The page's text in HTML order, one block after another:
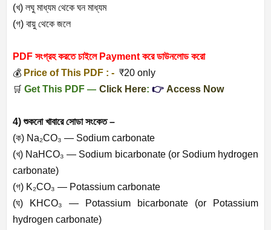
(খ) লঘু মাধ্যম থেকে ঘন মাধ্যম
(গ) বায়ু থেকে জলে
PDF সংগ্রহ করতে চাইলে Payment করে ডাউনলোড করো
💰 Price of This PDF : - ₹20 only
🛒 Get This PDF — Click Here: 👉 Access Now
4) শুকনো খাবারে সোডা সংকেত –
(ক) Na₂CO₃ — Sodium carbonate
(খ) NaHCO₃ — Sodium bicarbonate (or Sodium hydrogen
carbonate)
(গ) K₂CO₃ — Potassium carbonate
(ঘ) KHCO₃ — Potassium bicarbonate (or Potassium
hydrogen carbonate)